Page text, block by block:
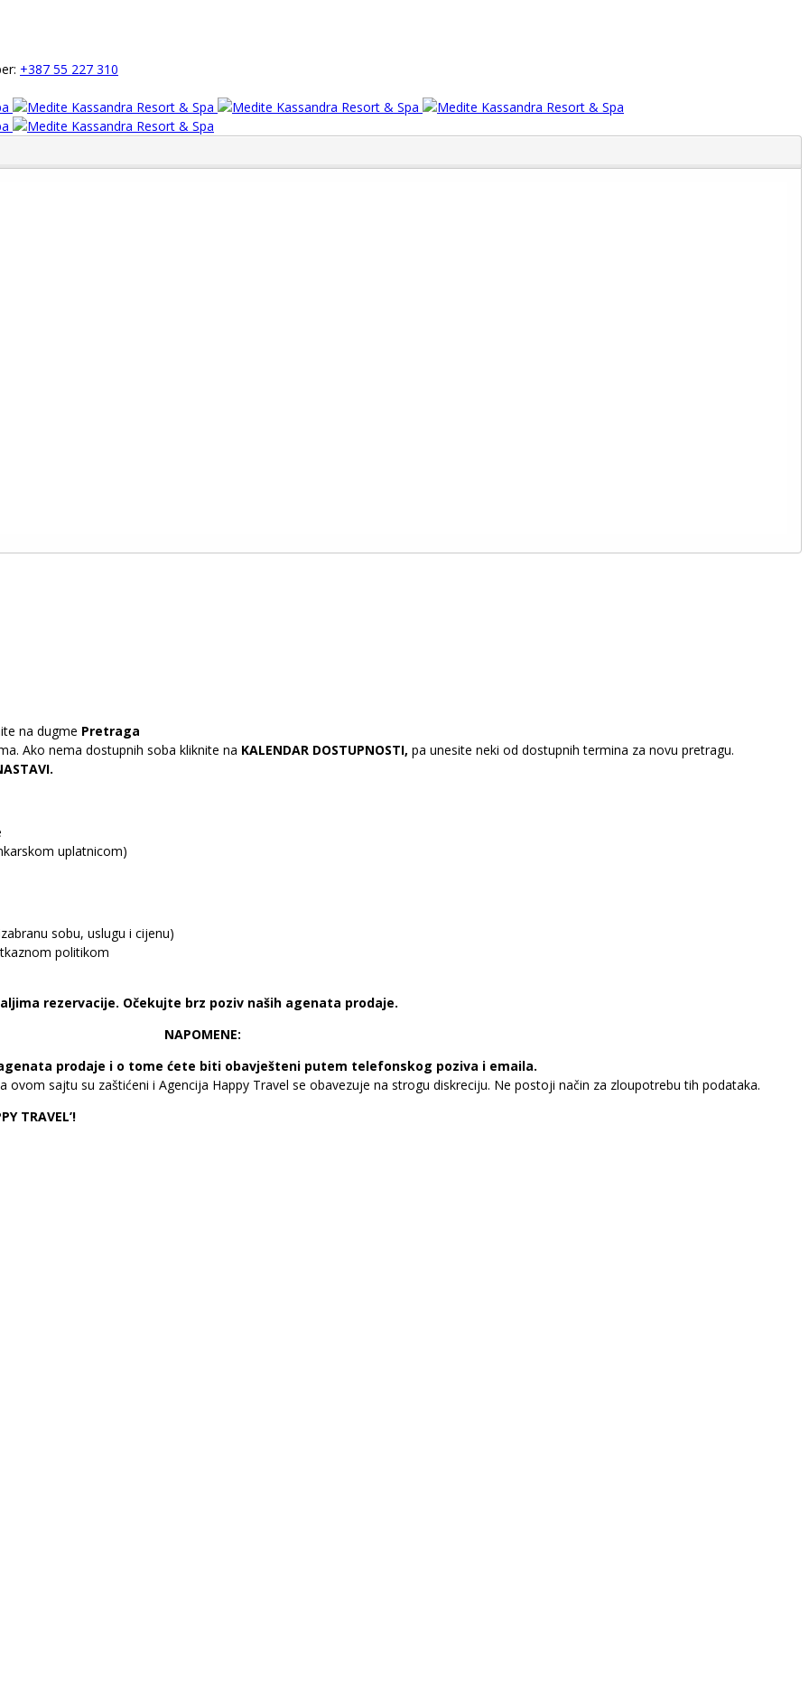
+387 55 227 310
na dugme Pretraga
Ako nema dostupnih soba kliknite na KALENDAR DOSTUPNOSTI, pa unesite neki od dostupnih termina za novu pretragu.
uplatnicom)
sobu, uslugu i cijenu)
politikom
rezervacije. Očekujte brz poziv naših agenata prodaje.
NAPOMENE:
prodaje i o tome ćete biti obavješteni putem telefonskog poziva i emaila.
ovom sajtu su zaštićeni i Agencija Happy Travel se obavezuje na strogu diskreciju. Ne postoji način za zloupotrebu tih podataka.
TRAVEL’!